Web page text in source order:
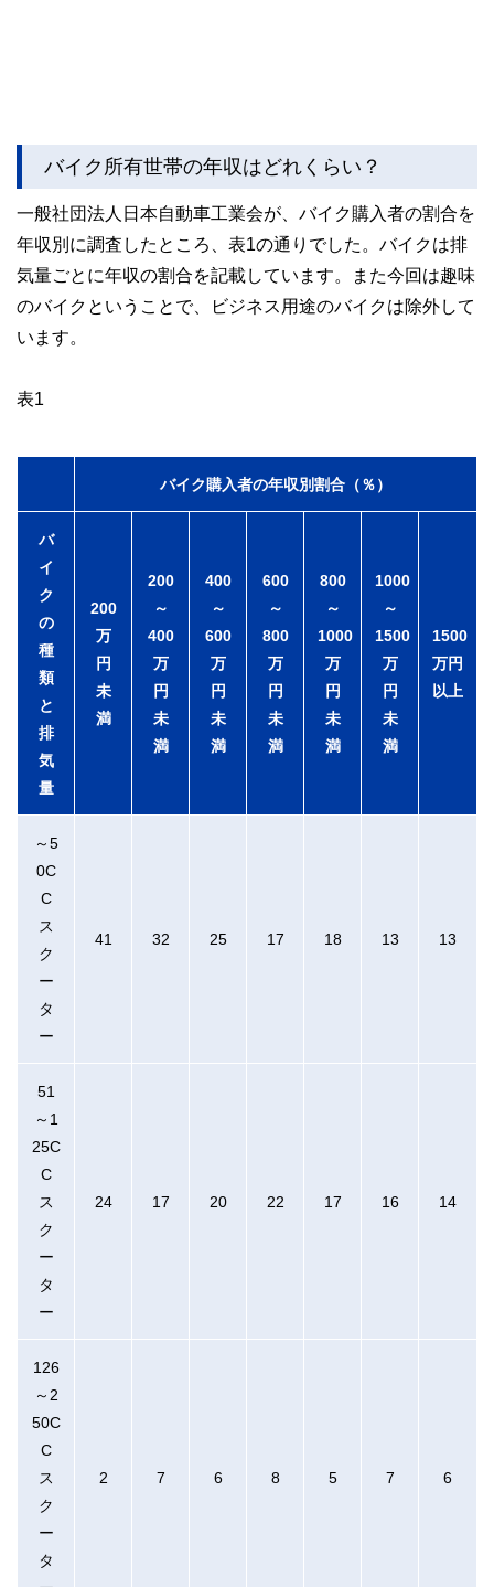
バイク所有世帯の年収はどれくらい？
一般社団法人日本自動車工業会が、バイク購入者の割合を
年収別に調査したところ、表1の通りでした。バイクは排
気量ごとに年収の割合を記載しています。また今回は趣味
のバイクということで、ビジネス用途のバイクは除外して
います。
表1
バイク購入者の年収別割合（％）
バ
イ
ク
の
種
類
と
排
気
量
200
万
円
未
満
200
～
400
万
円
未
満
400
～
600
万
円
未
満
600
～
800
万
円
未
満
800
～
1000
万
円
未
満
1000
～
1500
万
円
未
満
1500
万円
以上
～5
0C
C
ス
ク
ー
タ
ー
41 32 25 17 18 13 13
51
～1
25C
C
ス
ク
ー
タ
ー
24 17 20 22 17 16 14
126
～2
50C
C
ス
ク
ー
タ
2 7 6 8 5 7 6